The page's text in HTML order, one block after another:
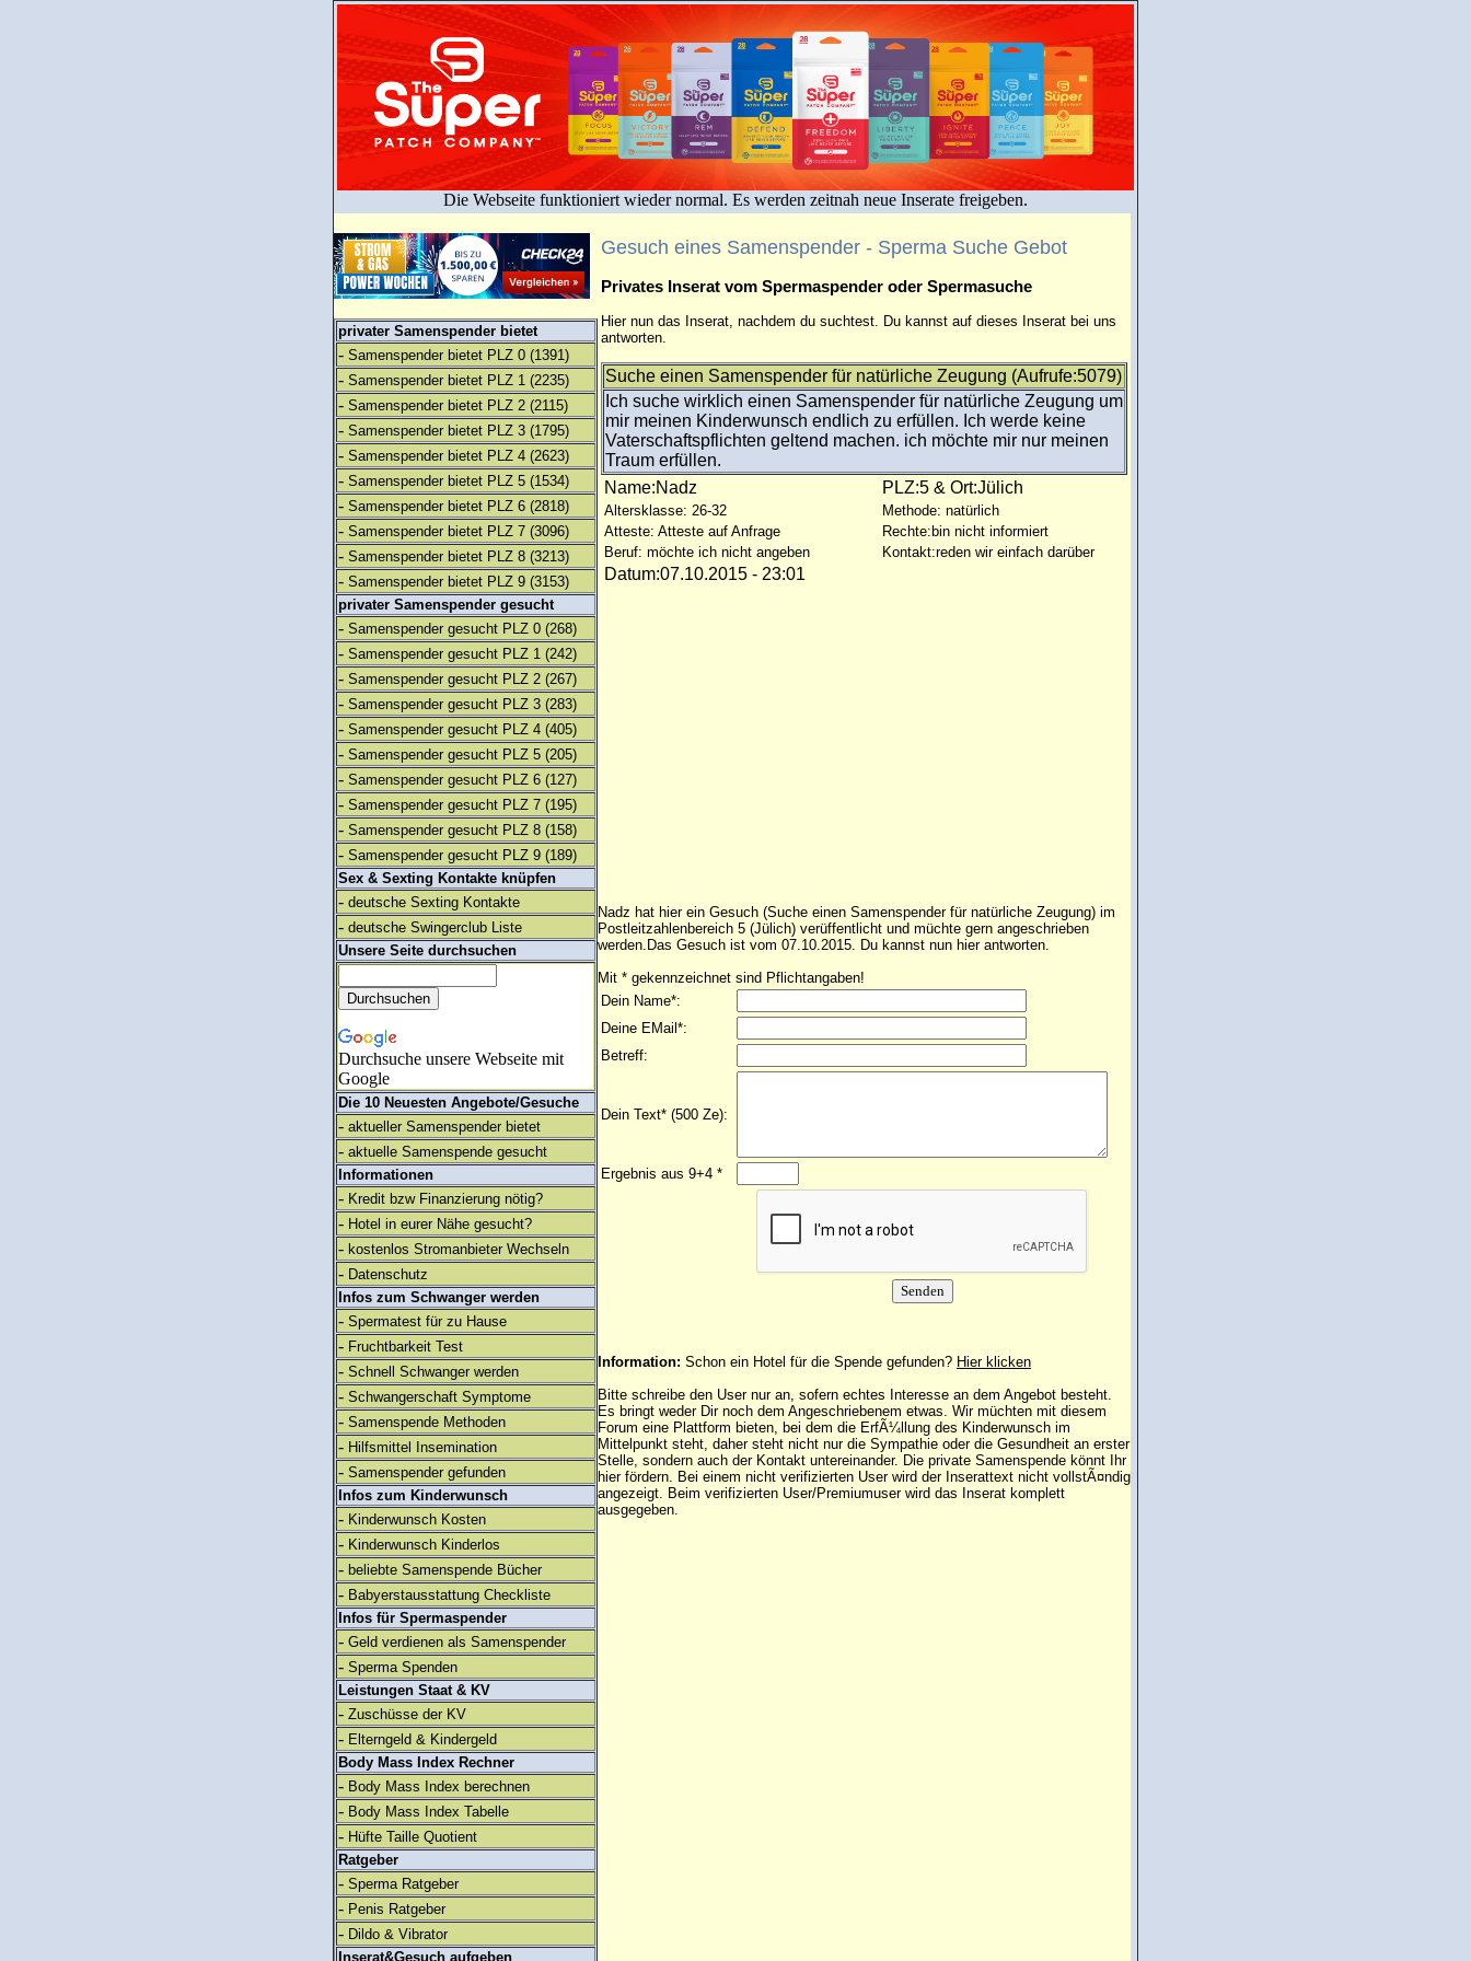
Die Webseite funktioniert wieder normal. Es werden zeitnah neue Inserate freigeben.
privater Samenspender bietet
- Samenspender bietet PLZ 0 (1391)
- Samenspender bietet PLZ 1 (2235)
- Samenspender bietet PLZ 2 (2115)
- Samenspender bietet PLZ 3 (1795)
- Samenspender bietet PLZ 4 (2623)
- Samenspender bietet PLZ 5 (1534)
- Samenspender bietet PLZ 6 (2818)
- Samenspender bietet PLZ 7 (3096)
- Samenspender bietet PLZ 8 (3213)
- Samenspender bietet PLZ 9 (3153)
privater Samenspender gesucht
- Samenspender gesucht PLZ 0 (268)
- Samenspender gesucht PLZ 1 (242)
- Samenspender gesucht PLZ 2 (267)
- Samenspender gesucht PLZ 3 (283)
- Samenspender gesucht PLZ 4 (405)
- Samenspender gesucht PLZ 5 (205)
- Samenspender gesucht PLZ 6 (127)
- Samenspender gesucht PLZ 7 (195)
- Samenspender gesucht PLZ 8 (158)
- Samenspender gesucht PLZ 9 (189)
Sex & Sexting Kontakte knüpfen
- deutsche Sexting Kontakte
- deutsche Swingerclub Liste
Unsere Seite durchsuchen
Durchsuche unsere Webseite mit
Google
Die 10 Neuesten Angebote/Gesuche
- aktueller Samenspender bietet
- aktuelle Samenspende gesucht
Informationen
- Kredit bzw Finanzierung nötig?
- Hotel in eurer Nähe gesucht?
- kostenlos Stromanbieter Wechseln
- Datenschutz
Infos zum Schwanger werden
- Spermatest für zu Hause
- Fruchtbarkeit Test
- Schnell Schwanger werden
- Schwangerschaft Symptome
- Samenspende Methoden
- Hilfsmittel Insemination
- Samenspender gefunden
Infos zum Kinderwunsch
- Kinderwunsch Kosten
- Kinderwunsch Kinderlos
- beliebte Samenspende Bücher
- Babyerstausstattung Checkliste
Infos für Spermaspender
- Geld verdienen als Samenspender
- Sperma Spenden
Leistungen Staat & KV
- Zuschüsse der KV
- Elterngeld & Kindergeld
Body Mass Index Rechner
- Body Mass Index berechnen
- Body Mass Index Tabelle
- Hüfte Taille Quotient
Ratgeber
- Sperma Ratgeber
- Penis Ratgeber
- Dildo & Vibrator
Inserat&Gesuch aufgeben
Gesuch eines Samenspender - Sperma Suche Gebot
Privates Inserat vom Spermaspender oder Spermasuche
Hier nun das Inserat, nachdem du suchtest. Du kannst auf dieses Inserat bei uns
antworten.
Suche einen Samenspender für natürliche Zeugung (Aufrufe:5079)
Ich suche wirklich einen Samenspender für natürliche Zeugung um
mir meinen Kinderwunsch endlich zu erfüllen. Ich werde keine
Vaterschaftspflichten geltend machen. ich möchte mir nur meinen
Traum erfüllen.
Name:Nadz
PLZ:5 & Ort:Jülich
Altersklasse: 26-32
Methode: natürlich
Atteste: Atteste auf Anfrage
Rechte:bin nicht informiert
Beruf: möchte ich nicht angeben
Kontakt:reden wir einfach darüber
Datum:07.10.2015 - 23:01
Nadz hat hier ein Gesuch (Suche einen Samenspender für natürliche Zeugung) im
Postleitzahlenbereich 5 (Jülich) verüffentlicht und müchte gern angeschrieben
werden.Das Gesuch ist vom 07.10.2015. Du kannst nun hier antworten.
Mit * gekennzeichnet sind Pflichtangaben!
Dein Name*:
Deine EMail*:
Betreff:
Dein Text* (500 Ze):
Ergebnis aus 9+4 *
Information: Schon ein Hotel für die Spende gefunden? Hier klicken
Bitte schreibe den User nur an, sofern echtes Interesse an dem Angebot besteht.
Es bringt weder Dir noch dem Angeschriebenem etwas. Wir müchten mit diesem
Forum eine Plattform bieten, bei dem die ErfÃ¼llung des Kinderwunsch im
Mittelpunkt steht, daher steht nicht nur die Sympathie oder die Gesundheit an erster
Stelle, sondern auch der Kontakt untereinander. Die private Samenspende könnt Ihr
hier fördern. Bei einem nicht verifizierten User wird der Inserattext nicht vollstÃ¤ndig
angezeigt. Beim verifizierten User/Premiumuserwird das Inserat komplett
ausgegeben.